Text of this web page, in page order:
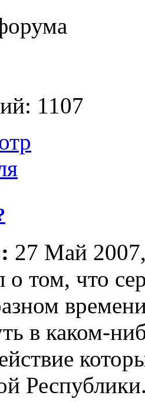
1107
27 Май
том, что
в каком-